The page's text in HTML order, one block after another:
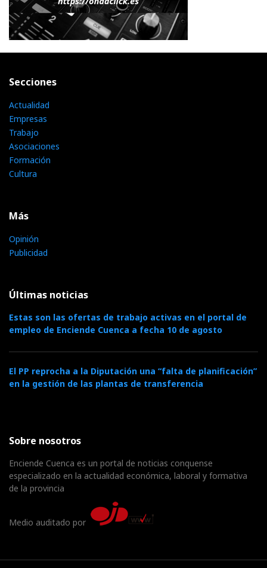
Secciones
Actualidad
Empresas
Trabajo
Asociaciones
Formación
Cultura
Más
Opinión
Publicidad
Últimas noticias
Estas son las ofertas de trabajo activas en el portal de
empleo de Enciende Cuenca a fecha 10 de agosto
El PP reprocha a la Diputación una “falta de planificación”
en la gestión de las plantas de transferencia
Sobre nosotros
Enciende Cuenca es un portal de noticias conquense
especializado en la actualidad económica, laboral y formativa
de la provincia
Medio auditado por